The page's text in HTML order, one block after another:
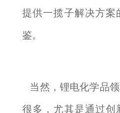
提供一揽子解决方案
鉴。
当然，锂电化学品
很多，尤其是通过创